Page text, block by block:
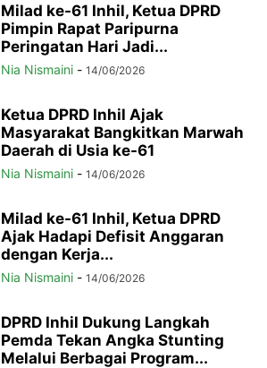
Milad ke-61 Inhil, Ketua DPRD
Pimpin Rapat Paripurna
Peringatan Hari Jadi...
Nia Nismaini - 14/06/2026
Ketua DPRD Inhil Ajak
Masyarakat Bangkitkan Marwah
Daerah di Usia ke-61
Nia Nismaini - 14/06/2026
Milad ke-61 Inhil, Ketua DPRD
Ajak Hadapi Defisit Anggaran
dengan Kerja...
Nia Nismaini - 14/06/2026
DPRD Inhil Dukung Langkah
Pemda Tekan Angka Stunting
Melalui Berbagai Program...